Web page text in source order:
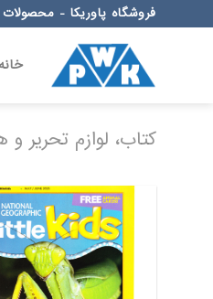
to
فروشگاه پاوریکا -
خانه
کتاب، لوازم تحریر و